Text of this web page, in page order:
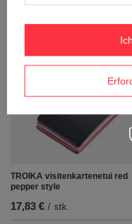
TROIKA visitenkartenetui red
pepper style
17,83 € / stk.